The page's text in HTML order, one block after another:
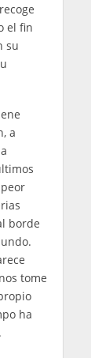
el fin
su
a
borde
tome
ha